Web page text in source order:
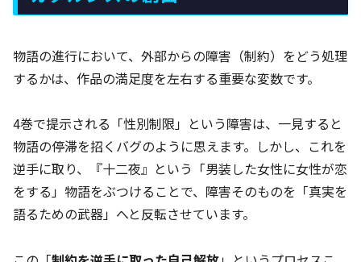
物語の進行において、外部からの障害（制約）をどう処理
するかは、作品の満足度を左右する重要な変数です。
4巻で提示される「性別制限」という障害は、一見すると
物語の停滞を招くバグのように思えます。しかし、これを
逆手に取り、『十二夜』という「男装した女性に女性が恋
をする」物語をぶつけることで、障害そのものを「真実を
語るための武器」へと反転させています。